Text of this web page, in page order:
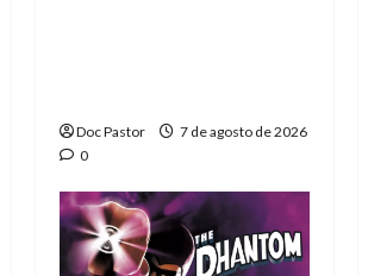
Doc Pastor
7 de agosto de 2026
0